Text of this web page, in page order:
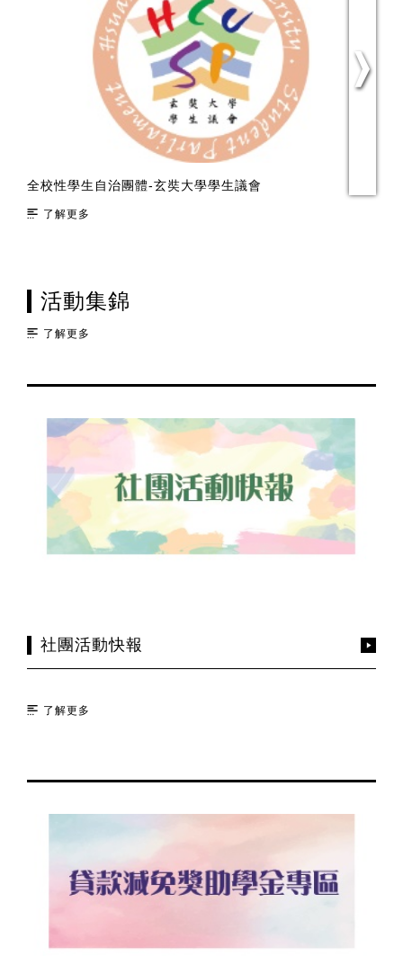
全校性學生自治團體-玄奘大學學生議會
了解更多
活動集錦
了解更多
社團活動快報
了解更多